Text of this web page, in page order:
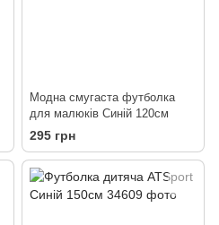
Модна смугаста футболка
для малюків Синій 120см
295 грн